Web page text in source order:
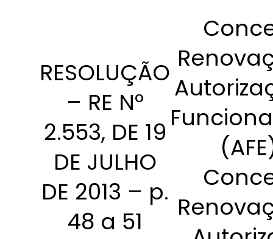
RESOLUÇÃO
– RE Nº
2.553, DE 19
DE JULHO
DE 2013 – p.
48 a 51